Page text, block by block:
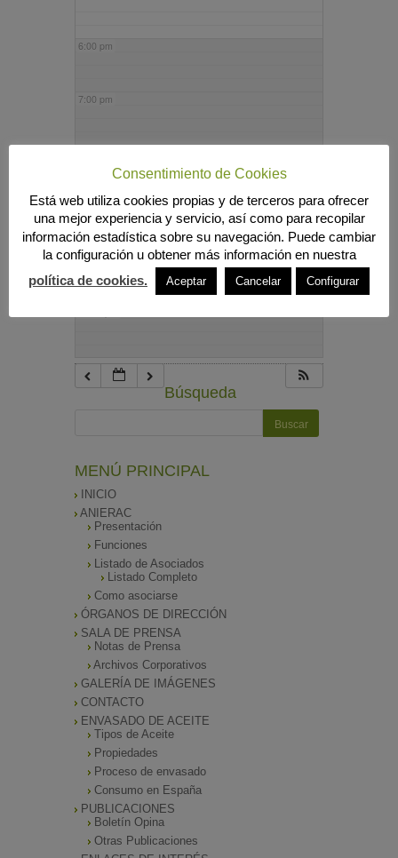
6:00 pm
7:00 pm
9:00 pm
10:00 pm
Búsqueda
MENÚ PRINCIPAL
INICIO
ANIERAC
Presentación
Funciones
Listado de Asociados
Listado Completo
Como asociarse
ÓRGANOS DE DIRECCIÓN
SALA DE PRENSA
Notas de Prensa
Archivos Corporativos
GALERÍA DE IMÁGENES
CONTACTO
ENVASADO DE ACEITE
Tipos de Aceite
Propiedades
Proceso de envasado
Consumo en España
PUBLICACIONES
Boletín Opina
Otras Publicaciones
Consentimiento de Cookies
Está web utiliza cookies propias y de terceros para ofrecer
una mejor experiencia y servicio, así como para recopilar
información estadística sobre su navegación. Puede cambiar
la configuración u obtener más información en nuestra
política de cookies.
Aceptar Cancelar Configurar